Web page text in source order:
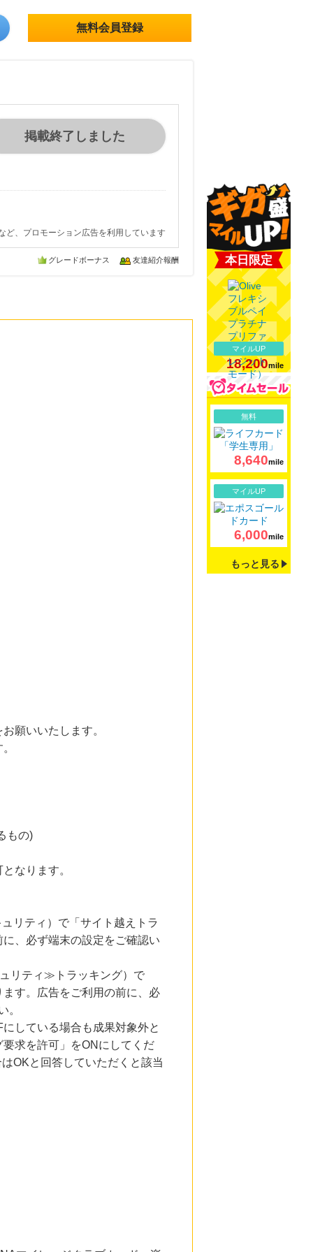
無料会員登録
掲載終了しました
ど、プロモーション広告を利用しています
グレードボーナス 友達紹介報酬
願いいたします。
もの)
なります。
リティ）で「サイト越えトラ
、必ず端末の設定をご確認い
リティ≫トラッキング）で
す。広告をご利用の前に、必
。
している場合も成果対象外と
求を許可」をONにしてくだ
OKと回答していただくと該当
本日限定
マイルUP
18,200mile
無料
8,640mile
マイルUP
6,000mile
もっと見る